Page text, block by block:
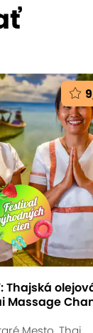
pre
(mapa)
Thajská
Massage